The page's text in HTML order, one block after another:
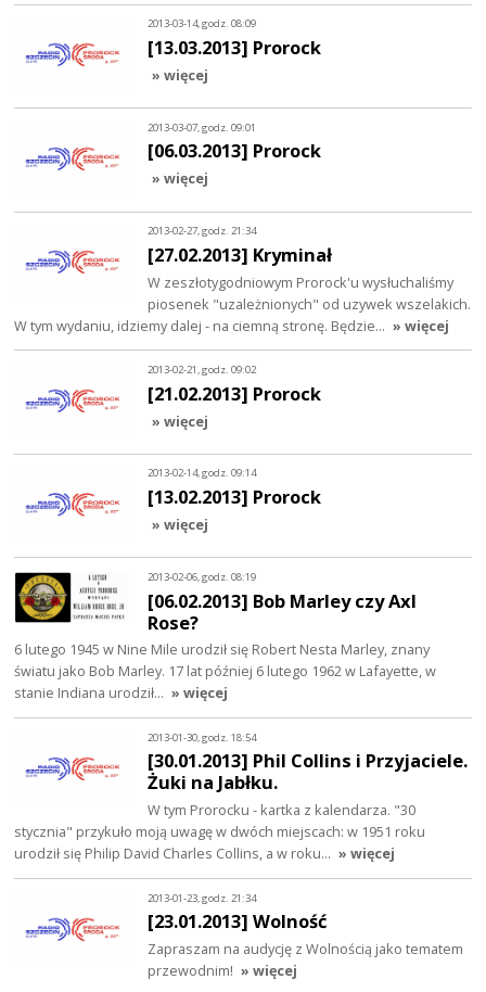
2013-03-14, godz. 08:09
[13.03.2013] Prorock
» więcej
2013-03-07, godz. 09:01
[06.03.2013] Prorock
» więcej
2013-02-27, godz. 21:34
[27.02.2013] Kryminał
W zeszłotygodniowym Prorock'u wysłuchaliśmy
piosenek "uzależnionych" od uzywek wszelakich.
W tym wydaniu, idziemy dalej - na ciemną stronę. Będzie… » więcej
2013-02-21, godz. 09:02
[21.02.2013] Prorock
» więcej
2013-02-14, godz. 09:14
[13.02.2013] Prorock
» więcej
2013-02-06, godz. 08:19
[06.02.2013] Bob Marley czy Axl
Rose?
6 lutego 1945 w Nine Mile urodził się Robert Nesta Marley, znany
światu jako Bob Marley. 17 lat później 6 lutego 1962 w Lafayette, w
stanie Indiana urodził… » więcej
2013-01-30, godz. 18:54
[30.01.2013] Phil Collins i Przyjaciele.
Żuki na Jabłku.
W tym Prorocku - kartka z kalendarza. "30
stycznia" przykuło moją uwagę w dwóch miejscach: w 1951 roku
urodził się Philip David Charles Collins, a w roku… » więcej
2013-01-23, godz. 21:34
[23.01.2013] Wolność
Zapraszam na audycję z Wolnością jako tematem
przewodnim! » więcej